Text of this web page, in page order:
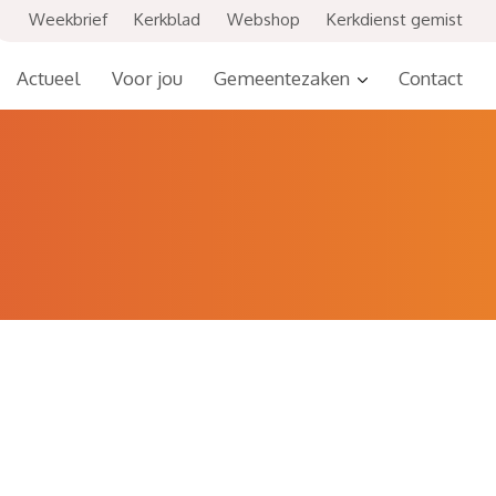
Actueel Voor jou Gemeentezaken Contact
Weekbrief Kerkblad Webshop Kerkdienst gemist